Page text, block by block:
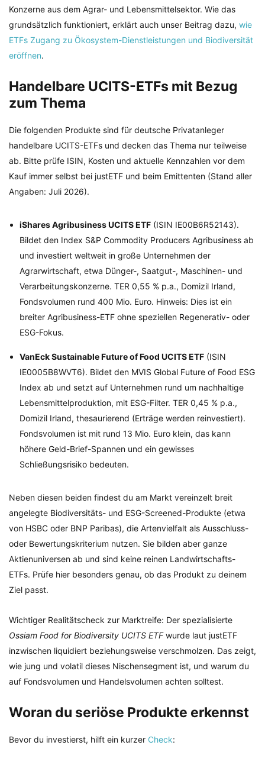
Konzerne aus dem Agrar- und Lebensmittelsektor. Wie das
grundsätzlich funktioniert, erklärt auch unser Beitrag dazu, wie
ETFs Zugang zu Ökosystem-Dienstleistungen und Biodiversität
eröffnen.
Handelbare UCITS-ETFs mit Bezug
zum Thema
Die folgenden Produkte sind für deutsche Privatanleger
handelbare UCITS-ETFs und decken das Thema nur teilweise
ab. Bitte prüfe ISIN, Kosten und aktuelle Kennzahlen vor dem
Kauf immer selbst bei justETF und beim Emittenten (Stand aller
Angaben: Juli 2026).
iShares Agribusiness UCITS ETF (ISIN IE00B6R52143).
Bildet den Index S&P Commodity Producers Agribusiness ab
und investiert weltweit in große Unternehmen der
Agrarwirtschaft, etwa Dünger-, Saatgut-, Maschinen- und
Verarbeitungskonzerne. TER 0,55 % p.a., Domizil Irland,
Fondsvolumen rund 400 Mio. Euro. Hinweis: Dies ist ein
breiter Agribusiness-ETF ohne speziellen Regenerativ- oder
ESG-Fokus.
VanEck Sustainable Future of Food UCITS ETF (ISIN
IE0005B8WVT6). Bildet den MVIS Global Future of Food ESG
Index ab und setzt auf Unternehmen rund um nachhaltige
Lebensmittelproduktion, mit ESG-Filter. TER 0,45 % p.a.,
Domizil Irland, thesaurierend (Erträge werden reinvestiert).
Fondsvolumen ist mit rund 13 Mio. Euro klein, das kann
höhere Geld-Brief-Spannen und ein gewisses
Schließungsrisiko bedeuten.
Neben diesen beiden findest du am Markt vereinzelt breit
angelegte Biodiversitäts- und ESG-Screened-Produkte (etwa
von HSBC oder BNP Paribas), die Artenvielfalt als Ausschluss-
oder Bewertungskriterium nutzen. Sie bilden aber ganze
Aktienuniversen ab und sind keine reinen Landwirtschafts-
ETFs. Prüfe hier besonders genau, ob das Produkt zu deinem
Ziel passt.
Wichtiger Realitätscheck zur Marktreife: Der spezialisierte
Ossiam Food for Biodiversity UCITS ETFwurde laut justETF
inzwischen liquidiert beziehungsweise verschmolzen. Das zeigt,
wie jung und volatil dieses Nischensegment ist, und warum du
auf Fondsvolumen und Handelsvolumen achten solltest.
Woran du seriöse Produkte erkennst
Bevor du investierst, hilft ein kurzer Check: